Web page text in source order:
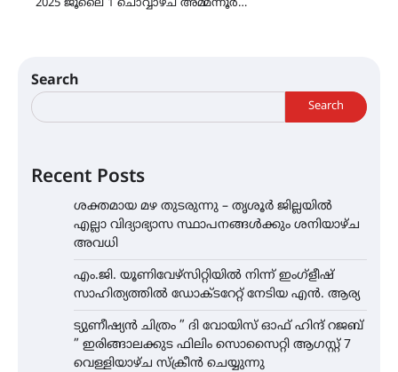
2025 ജൂലൈ 1 ചൊവ്വാഴ്ച അമ്മന്നൂർ…
Search
Search
Recent Posts
ശക്തമായ മഴ തുടരുന്നു – തൃശൂർ ജില്ലയിൽ
എല്ലാ വിദ്യാഭ്യാസ സ്ഥാപനങ്ങൾക്കും ശനിയാഴ്ച
അവധി
എം.ജി. യൂണിവേഴ്‌സിറ്റിയിൽ നിന്ന് ഇംഗ്ളീഷ്
സാഹിത്യത്തിൽ ഡോക്ടറേറ്റ് നേടിയ എൻ. ആര്യ
ട്യുണീഷ്യൻ ചിത്രം ” ദി വോയിസ് ഓഫ് ഹിന്ദ് റജബ്
” ഇരിങ്ങാലക്കുട ഫിലിം സൊസൈറ്റി ആഗസ്റ്റ് 7
വെള്ളിയാഴ്ച സ്‌ക്രീൻ ചെയ്യുന്നു